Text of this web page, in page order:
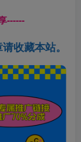
------
收藏本站。